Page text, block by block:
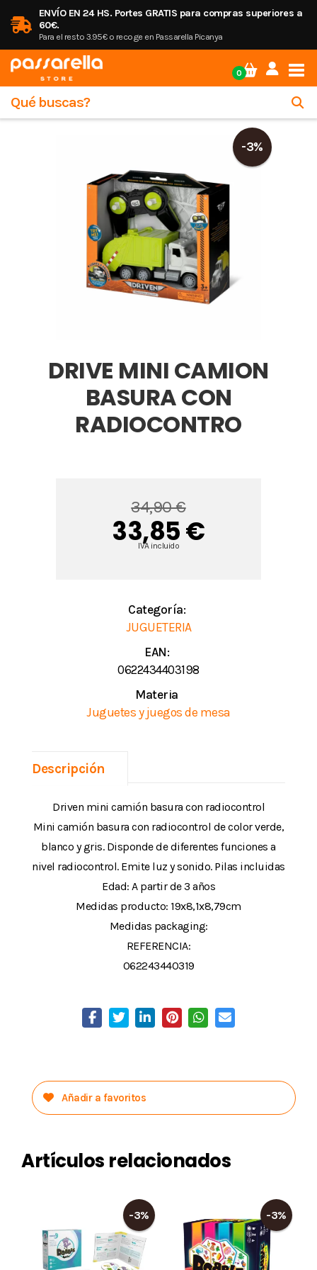
ENVÍO EN 24 HS. Portes GRATIS para compras superiores a
60€.
Para el resto 3.95€ o recoge en Passarella Picanya
0
-3%
DRIVE MINI CAMION
BASURA CON
RADIOCONTRO
34,90 €
33,85 €
IVA incluido
Categoría:
JUGUETERIA
EAN:
0622434403198
Materia
Juguetes y juegos de mesa
Descripción
Driven mini camión basura con radiocontrol
Mini camión basura con radiocontrol de color verde,
blanco y gris. Disponde de diferentes funciones a
nivel radiocontrol. Emite luz y sonido. Pilas incluidas
Edad: A partir de 3 años
Medidas producto: 19x8,1x8,79cm
Medidas packaging:
REFERENCIA:
062243440319
Añadir a favoritos
Artículos relacionados
-3% -3%